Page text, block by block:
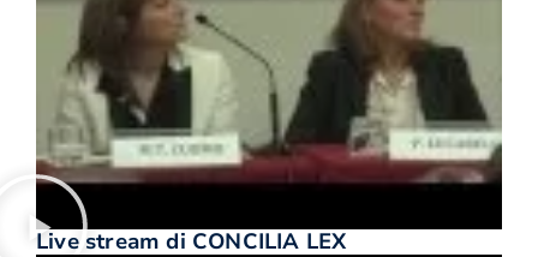
Live stream di CONCILIA LEX